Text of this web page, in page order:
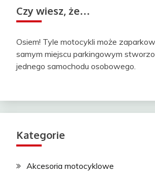
Czy wiesz, że…
Osiem! Tyle motocykli może
samym miejscu parkingowym
jednego samochodu osobowego.
Kategorie
Akcesoria motocyklowe